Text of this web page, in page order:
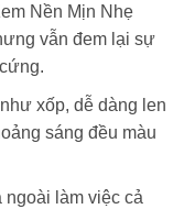
Nền Mịn Nhẹ
vẫn đem lại sự
xốp, dễ dàng len
sáng đều màu
ngoài làm việc cả